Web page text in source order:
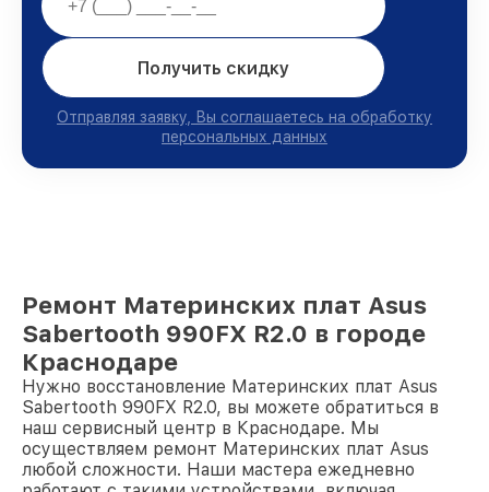
Получить скидку
Отправляя заявку, Вы соглашаетесь на обработку
персональных данных
Ремонт Материнских плат Asus
Sabertooth 990FX R2.0 в городе
Краснодаре
Нужно восстановление Материнских плат Asus
Sabertooth 990FX R2.0, вы можете обратиться в
наш сервисный центр в Краснодаре. Мы
осуществляем ремонт Материнских плат Asus
любой сложности. Наши мастера ежедневно